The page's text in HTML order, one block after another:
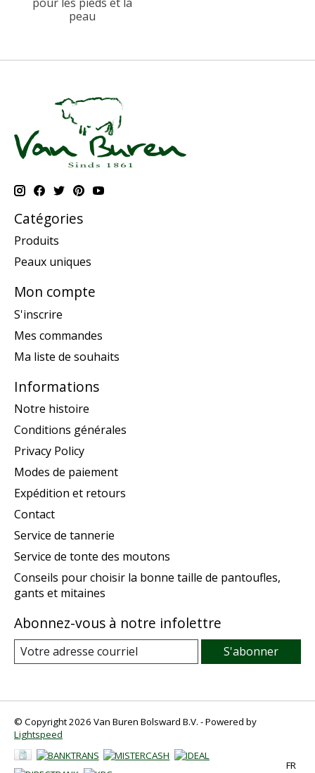
peau
Catégories
Produits
Peaux uniques
Mon compte
S'inscrire
Mes commandes
Ma liste de souhaits
Informations
Notre histoire
Conditions générales
Privacy Policy
Modes de paiement
Expédition et retours
Contact
Service de tannerie
Service de tonte des moutons
Conseils pour choisir la bonne taille de pantoufles,
gants et mitaines
Abonnez-vous à notre infolettre
S'abonner
© Copyright 2026 Van Buren Bolsward B.V. - Powered by
Lightspeed
FR